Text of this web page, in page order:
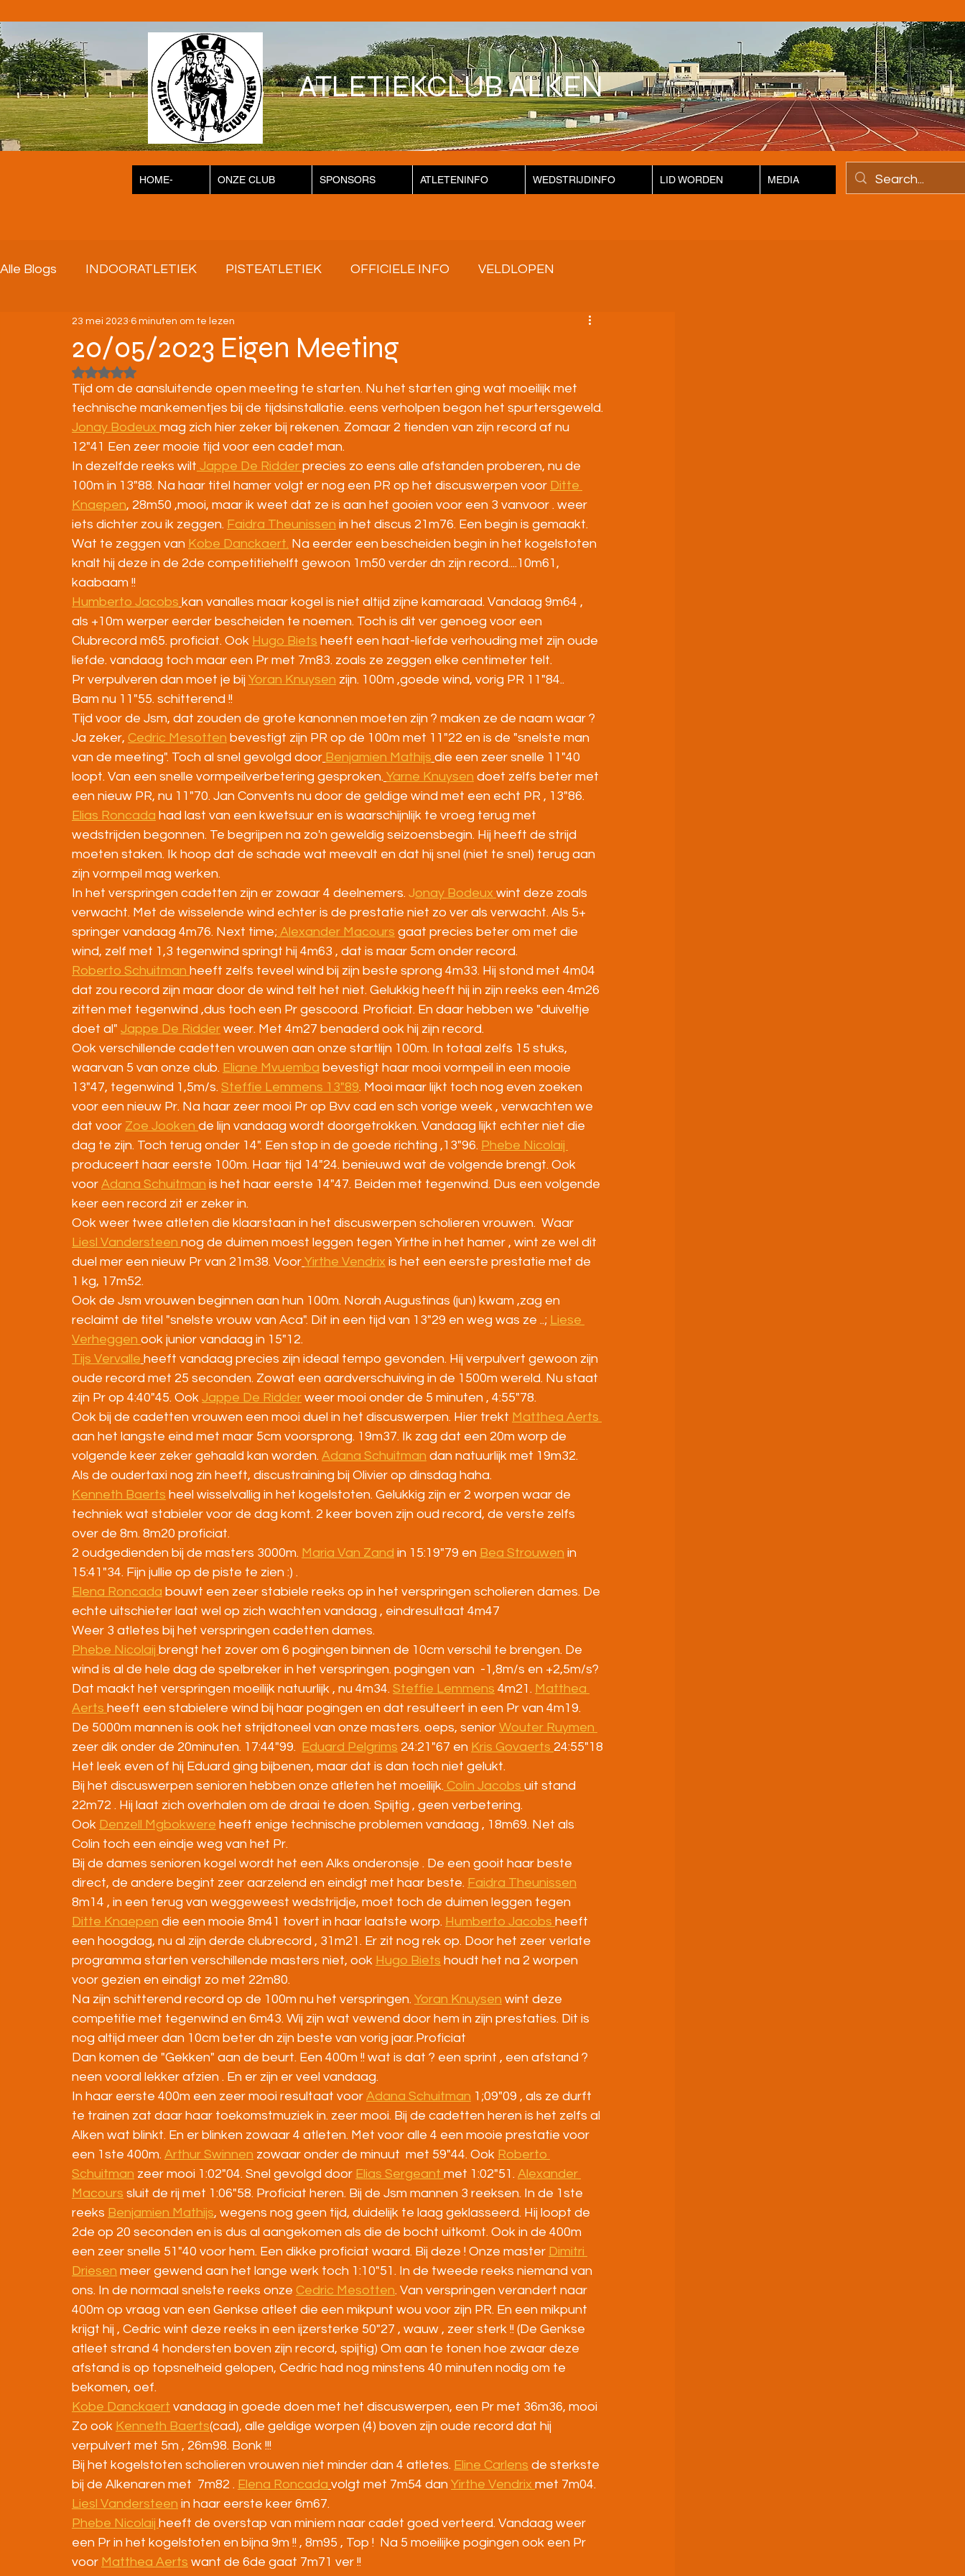
ATLETIEKCLUB ALKEN
HOME- ONZE CLUB SPONSORS ATLETENINFO WEDSTRIJDINFO LID WORDEN MEDIA
Alle Blogs INDOORATLETIEK PISTEATLETIEK OFFICIELE INFO VELDLOPEN
STRATENLOPEN JEUGD/ONDERBOUW
KAMPIOENSCHAPPEN
20/05/2023 Eigen Meeting
23 mei 2023 6 minuten om te lezen
Beoordeeld met NaN uit 5 sterren.
Tijd om de aansluitende open meeting te starten. Nu het starten ging wat moeilijk met
technische mankementjes bij de tijdsinstallatie. eens verholpen begon het spurtersgeweld.
Jonay Bodeux mag zich hier zeker bij rekenen. Zomaar 2 tienden van zijn record af nu
12"41 Een zeer mooie tijd voor een cadet man.
In dezelfde reeks wilt Jappe De Ridder precies zo eens alle afstanden proberen, nu de
100m in 13"88. Na haar titel hamer volgt er nog een PR op het discuswerpen voor Ditte
Knaepen, 28m50 ,mooi, maar ik weet dat ze is aan het gooien voor een 3 vanvoor . weer
iets dichter zou ik zeggen. Faidra Theunissen in het discus 21m76. Een begin is gemaakt.
Wat te zeggen van Kobe Danckaert. Na eerder een bescheiden begin in het kogelstoten
knalt hij deze in de 2de competitiehelft gewoon 1m50 verder dn zijn record....10m61,
kaabaam !!
Humberto Jacobs kan vanalles maar kogel is niet altijd zijne kamaraad. Vandaag 9m64 ,
als +10m werper eerder bescheiden te noemen. Toch is dit ver genoeg voor een
Clubrecord m65. proficiat. Ook Hugo Biets heeft een haat-liefde verhouding met zijn oude
liefde. vandaag toch maar een Pr met 7m83. zoals ze zeggen elke centimeter telt.
Pr verpulveren dan moet je bij Yoran Knuysen zijn. 100m ,goede wind, vorig PR 11"84..
Bam nu 11"55. schitterend !!
Tijd voor de Jsm, dat zouden de grote kanonnen moeten zijn ? maken ze de naam waar ?
Ja zeker, Cedric Mesotten bevestigt zijn PR op de 100m met 11"22 en is de "snelste man
van de meeting". Toch al snel gevolgd door Benjamien Mathijs die een zeer snelle 11"40
loopt. Van een snelle vormpeilverbetering gesproken. Yarne Knuysen doet zelfs beter met
een nieuw PR, nu 11"70. Jan Convents nu door de geldige wind met een echt PR , 13"86.
Elias Roncada had last van een kwetsuur en is waarschijnlijk te vroeg terug met
wedstrijden begonnen. Te begrijpen na zo'n geweldig seizoensbegin. Hij heeft de strijd
moeten staken. Ik hoop dat de schade wat meevalt en dat hij snel (niet te snel) terug aan
zijn vormpeil mag werken.
In het verspringen cadetten zijn er zowaar 4 deelnemers. Jonay Bodeux wint deze zoals
verwacht. Met de wisselende wind echter is de prestatie niet zo ver als verwacht. Als 5+
springer vandaag 4m76. Next time; Alexander Macours gaat precies beter om met die
wind, zelf met 1,3 tegenwind springt hij 4m63 , dat is maar 5cm onder record.
Roberto Schuitman heeft zelfs teveel wind bij zijn beste sprong 4m33. Hij stond met 4m04
dat zou record zijn maar door de wind telt het niet. Gelukkig heeft hij in zijn reeks een 4m26
zitten met tegenwind ,dus toch een Pr gescoord. Proficiat. En daar hebben we "duiveltje
doet al" Jappe De Ridder weer. Met 4m27 benaderd ook hij zijn record.
Ook verschillende cadetten vrouwen aan onze startlijn 100m. In totaal zelfs 15 stuks,
waarvan 5 van onze club. Eliane Mvuemba bevestigt haar mooi vormpeil in een mooie
13"47, tegenwind 1,5m/s. Steffie Lemmens 13"89. Mooi maar lijkt toch nog even zoeken
voor een nieuw Pr. Na haar zeer mooi Pr op Bvv cad en sch vorige week , verwachten we
dat voor Zoe Jooken de lijn vandaag wordt doorgetrokken. Vandaag lijkt echter niet die
dag te zijn. Toch terug onder 14". Een stop in de goede richting ,13"96. Phebe Nicolaij
produceert haar eerste 100m. Haar tijd 14"24. benieuwd wat de volgende brengt. Ook
voor Adana Schuitman is het haar eerste 14"47. Beiden met tegenwind. Dus een volgende
keer een record zit er zeker in.
Ook weer twee atleten die klaarstaan in het discuswerpen scholieren vrouwen.  Waar
Liesl Vandersteen nog de duimen moest leggen tegen Yirthe in het hamer , wint ze wel dit
duel mer een nieuw Pr van 21m38. Voor Yirthe Vendrix is het een eerste prestatie met de
1 kg, 17m52.
Ook de Jsm vrouwen beginnen aan hun 100m. Norah Augustinas (jun) kwam ,zag en
reclaimt de titel "snelste vrouw van Aca". Dit in een tijd van 13"29 en weg was ze ..; Liese
Verheggen ook junior vandaag in 15"12.
Tijs Vervalle heeft vandaag precies zijn ideaal tempo gevonden. Hij verpulvert gewoon zijn
oude record met 25 seconden. Zowat een aardverschuiving in de 1500m wereld. Nu staat
zijn Pr op 4:40"45. Ook Jappe De Ridder weer mooi onder de 5 minuten , 4:55"78.
Ook bij de cadetten vrouwen een mooi duel in het discuswerpen. Hier trekt Matthea Aerts
aan het langste eind met maar 5cm voorsprong. 19m37. Ik zag dat een 20m worp de
volgende keer zeker gehaald kan worden. Adana Schuitman dan natuurlijk met 19m32.
Als de oudertaxi nog zin heeft, discustraining bij Olivier op dinsdag haha.
Kenneth Baerts heel wisselvallig in het kogelstoten. Gelukkig zijn er 2 worpen waar de
techniek wat stabieler voor de dag komt. 2 keer boven zijn oud record, de verste zelfs
over de 8m. 8m20 proficiat.
2 oudgedienden bij de masters 3000m. Maria Van Zand in 15:19"79 en Bea Strouwen in
15:41"34. Fijn jullie op de piste te zien :) .
Elena Roncada bouwt een zeer stabiele reeks op in het verspringen scholieren dames. De
echte uitschieter laat wel op zich wachten vandaag , eindresultaat 4m47
Weer 3 atletes bij het verspringen cadetten dames.
Phebe Nicolaij brengt het zover om 6 pogingen binnen de 10cm verschil te brengen. De
wind is al de hele dag de spelbreker in het verspringen. pogingen van  -1,8m/s en +2,5m/s?
Dat maakt het verspringen moeilijk natuurlijk , nu 4m34. Steffie Lemmens 4m21. Matthea
Aerts heeft een stabielere wind bij haar pogingen en dat resulteert in een Pr van 4m19.
De 5000m mannen is ook het strijdtoneel van onze masters. oeps, senior Wouter Ruymen
zeer dik onder de 20minuten. 17:44"99. Eduard Pelgrims 24:21"67 en Kris Govaerts 24:55"18
Het leek even of hij Eduard ging bijbenen, maar dat is dan toch niet gelukt.
Bij het discuswerpen senioren hebben onze atleten het moeilijk. Colin Jacobs uit stand
22m72 . Hij laat zich overhalen om de draai te doen. Spijtig , geen verbetering.
Ook Denzell Mgbokwere heeft enige technische problemen vandaag , 18m69. Net als
Colin toch een eindje weg van het Pr.
Bij de dames senioren kogel wordt het een Alks onderonsje . De een gooit haar beste
direct, de andere begint zeer aarzelend en eindigt met haar beste. Faidra Theunissen
8m14 , in een terug van weggeweest wedstrijdje, moet toch de duimen leggen tegen
Ditte Knaepen die een mooie 8m41 tovert in haar laatste worp. Humberto Jacobs heeft
een hoogdag, nu al zijn derde clubrecord , 31m21. Er zit nog rek op. Door het zeer verlate
programma starten verschillende masters niet, ook Hugo Biets houdt het na 2 worpen
voor gezien en eindigt zo met 22m80.
Na zijn schitterend record op de 100m nu het verspringen. Yoran Knuysen wint deze
competitie met tegenwind en 6m43. Wij zijn wat vewend door hem in zijn prestaties. Dit is
nog altijd meer dan 10cm beter dn zijn beste van vorig jaar.Proficiat
Dan komen de "Gekken" aan de beurt. Een 400m !! wat is dat ? een sprint , een afstand ?
neen vooral lekker afzien . En er zijn er veel vandaag.
In haar eerste 400m een zeer mooi resultaat voor Adana Schuitman 1;09"09 , als ze durft
te trainen zat daar haar toekomstmuziek in. zeer mooi. Bij de cadetten heren is het zelfs al
Alken wat blinkt. En er blinken zowaar 4 atleten. Met voor alle 4 een mooie prestatie voor
een 1ste 400m. Arthur Swinnen zowaar onder de minuut  met 59"44. Ook Roberto
Schuitman zeer mooi 1:02"04. Snel gevolgd door Elias Sergeant met 1:02"51. Alexander
Macours sluit de rij met 1:06"58. Proficiat heren. Bij de Jsm mannen 3 reeksen. In de 1ste
reeks Benjamien Mathijs, wegens nog geen tijd, duidelijk te laag geklasseerd. Hij loopt de
2de op 20 seconden en is dus al aangekomen als die de bocht uitkomt. Ook in de 400m
een zeer snelle 51"40 voor hem. Een dikke proficiat waard. Bij deze ! Onze master Dimitri
Driesen meer gewend aan het lange werk toch 1:10"51. In de tweede reeks niemand van
ons. In de normaal snelste reeks onze Cedric Mesotten. Van verspringen verandert naar
400m op vraag van een Genkse atleet die een mikpunt wou voor zijn PR. En een mikpunt
krijgt hij , Cedric wint deze reeks in een ijzersterke 50"27 , wauw , zeer sterk !! (De Genkse
atleet strand 4 hondersten boven zijn record, spijtig) Om aan te tonen hoe zwaar deze
afstand is op topsnelheid gelopen, Cedric had nog minstens 40 minuten nodig om te
bekomen, oef.
Kobe Danckaert vandaag in goede doen met het discuswerpen, een Pr met 36m36, mooi
Zo ook Kenneth Baerts(cad), alle geldige worpen (4) boven zijn oude record dat hij
verpulvert met 5m , 26m98. Bonk !!!
Bij het kogelstoten scholieren vrouwen niet minder dan 4 atletes. Eline Carlens de sterkste
bij de Alkenaren met  7m82 . Elena Roncada volgt met 7m54 dan Yirthe Vendrix met 7m04.
Liesl Vandersteen in haar eerste keer 6m67.
Phebe Nicolaij heeft de overstap van miniem naar cadet goed verteerd. Vandaag weer
een Pr in het kogelstoten en bijna 9m !! , 8m95 , Top !  Na 5 moeilijke pogingen ook een Pr
voor Matthea Aerts want de 6de gaat 7m71 ver !!